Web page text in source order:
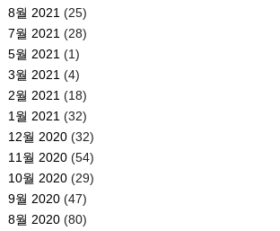
8월 2021 (25)
7월 2021 (28)
5월 2021 (1)
3월 2021 (4)
2월 2021 (18)
1월 2021 (32)
12월 2020(32)
11월 2020(54)
10월 2020(29)
9월 2020(47)
8월 2020(80)